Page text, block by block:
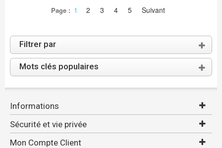
Page : 1 2 3 4 5 Suivant
Filtrer par
Mots clés populaires
Informations
Sécurité et vie privée
Mon Compte Client